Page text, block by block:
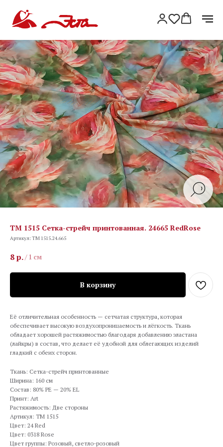
TM 1515 Сетка-стрейч принтованная. 24665 RedRose
Артикул:TM 1515.24.665
8р./ 1 см
В корзину
Её отличительная особенность — сетчатая структура, которая
обеспечивает высокую воздухопроницаемость и лёгкость. Ткань
обладает хорошей растяжимостью благодаря добавлению эластана
(лайкры) в состав, что делает её удобной для облегающих изделий
гладкий с обеих сторон.
Ткань: Сетка-стрейч принтованные
Ширина: 160 см
Состав: 80% PE — 20% EL
Принт: Art
Растяжимость: Две стороны
Артикул: TM 1515
Цвет: 24 Red
Цвет: 0318 Rose
Цвет группы: Розовый, светло-розовый